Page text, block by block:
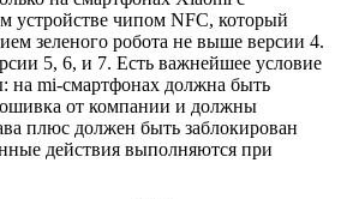
устройстве чипом NFC, который
зеленого робота не выше версии 4.
5, 6, и 7. Есть важнейшее условие
на mi-смартфонах должна быть
от компании и должны
плюс должен быть заблокирован
действия выполняются при